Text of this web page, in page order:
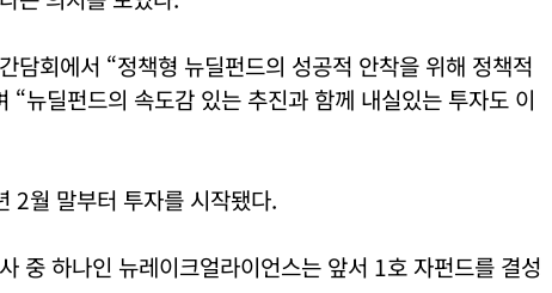
담회에서 “정책형 뉴딜펀드의 성공적 안착을 위해 정책적
“뉴딜펀드의 속도감 있는 추진과 함께 내실있는 투자도 이
2월 말부터 투자를 시작됐다.
중 하나인 뉴레이크얼라이언스는 앞서 1호 자펀드를 결성